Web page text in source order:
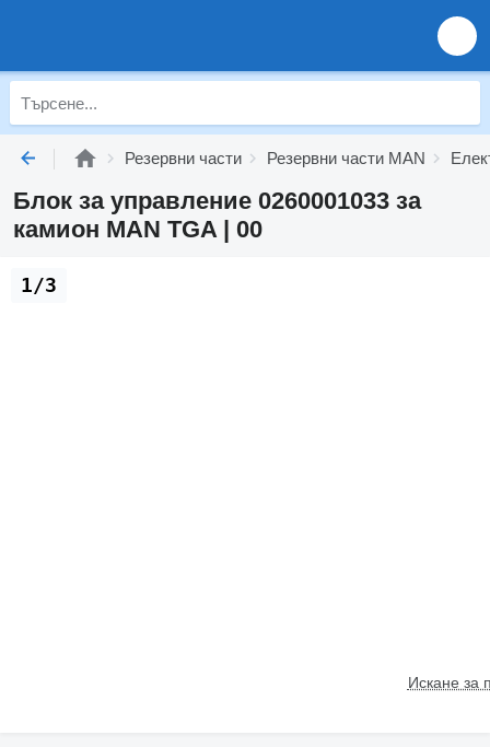
Резервни части Резервни части MAN
Блок за управление 0260001033 за
камион MAN TGA | 00
Искане за
1/3